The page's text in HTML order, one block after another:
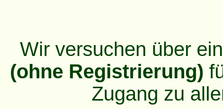
Wir versuchen über
(ohne Registrierung)
Zugang zu